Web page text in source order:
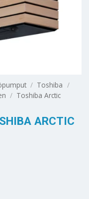
/ Toshiba /
/ Toshiba Arctic
ARCTIC